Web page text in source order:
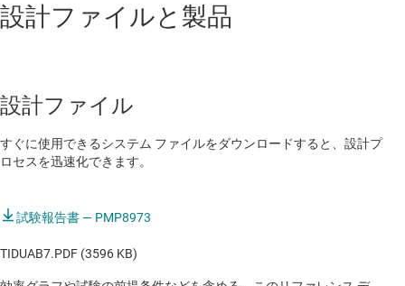
AAS RF サンプリング（6GHz 以下）
屋内バックホール
産業用
包括的権限デジタル・エンジン制御 (FADEC)
設計ファイルと製品
設計ファイル
すぐに使用できるシステム ファイルをダウンロードすると、設計プ
ロセスを迅速化できます。
試験報告書 — PMP8973
TIDUAB7.PDF (3596 KB)